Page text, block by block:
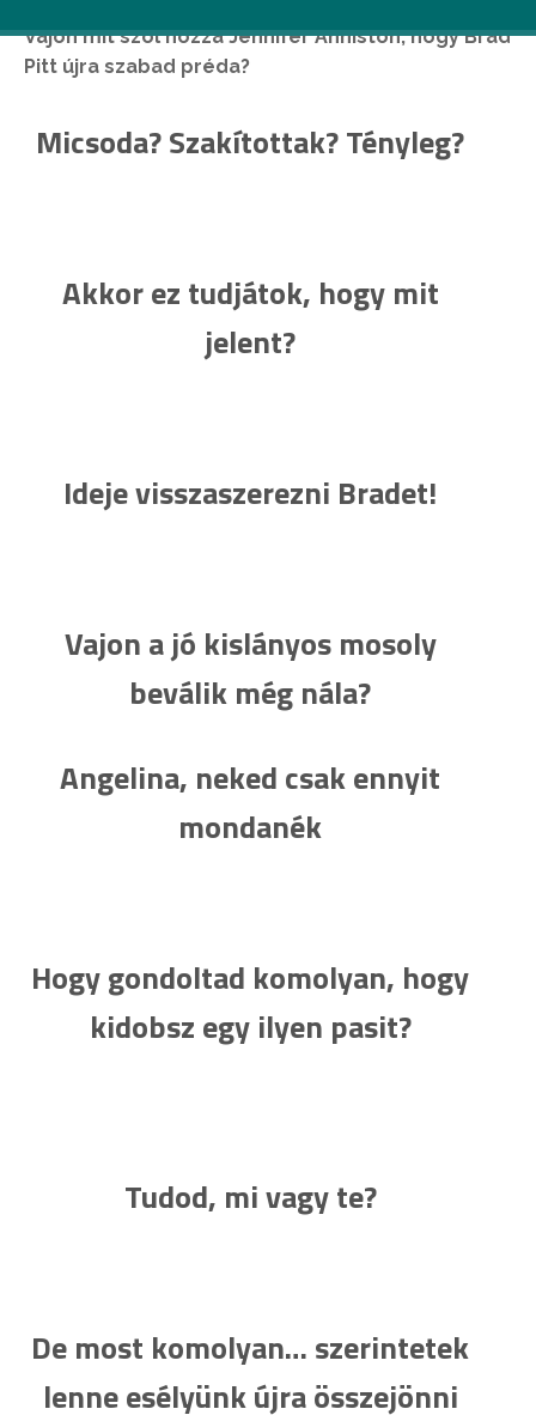
Vajon mit szól hozzá Jennifer Anniston, hogy Brad
Pitt újra szabad préda?
Micsoda? Szakítottak? Tényleg?
Akkor ez tudjátok, hogy mit
jelent?
Ideje visszaszerezni Bradet!
Vajon a jó kislányos mosoly
beválik még nála?
Angelina, neked csak ennyit
mondanék
Hogy gondoltad komolyan, hogy
kidobsz egy ilyen pasit?
Tudod, mi vagy te?
De most komolyan… szerintetek
lenne esélyünk újra összejönni